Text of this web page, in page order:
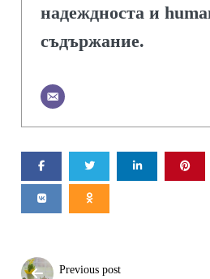
надеждноста и
съдържание.
Previous post